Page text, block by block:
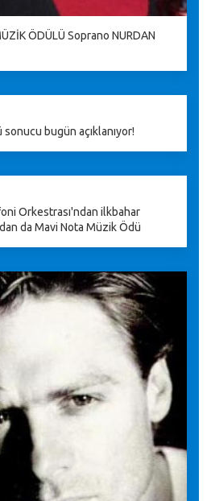
ÖDÜLÜ Soprano NURDAN
bugün açıklanıyor!
Orkestrası'ndan ilkbahar
da Mavi Nota Müzik Ödü